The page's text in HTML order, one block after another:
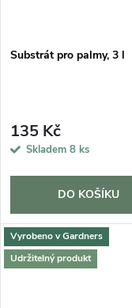
Substrát pro palmy, 3 l
135 Kč
Skladem 8 ks
DO KOŠÍKU
Vyrobeno v Gardners
Udržitelný produkt